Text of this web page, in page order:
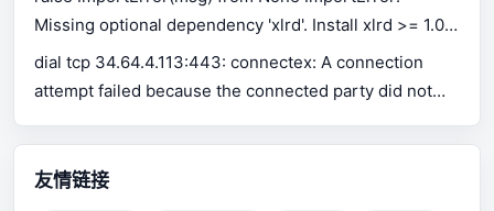
Missing optional dependency 'xlrd'. Install xlrd >= 1.0.0
for Excel support Use pip or conda to install xlrd.
dial tcp 34.64.4.113:443: connectex: A connection
attempt failed because the connected party did not
connection failed because connected host has failed
to respond.
友情链接